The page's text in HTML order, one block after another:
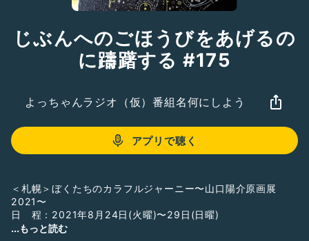
じぶんへのごほうびをあげるの
に躊躇する #175
よっちゃんラジオ（仮）番組名何にしよう
アプリで聴く
＜札幌＞ぼくたちのカラフルジャーニー〜山口陽介原画展
2021〜
日 程：2021年8月24日(火曜)〜29日(日曜)
時 間：10時〜17時まで
...もっと読む